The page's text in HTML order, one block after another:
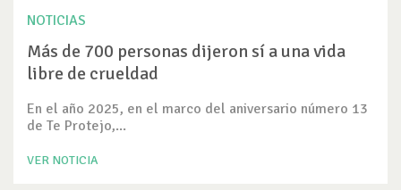
NOTICIAS
Más de 700 personas dijeron sí a una vida
libre de crueldad
En el año 2025, en el marco del aniversario número 13
de Te Protejo,...
VER NOTICIA